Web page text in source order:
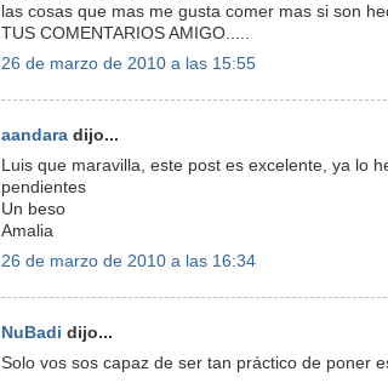
las cosas que mas me gusta comer mas si son
TUS COMENTARIOS AMIGO.....
26 de marzo de 2010 a las 15:55
aandara dijo...
Luis que maravilla, este post es excelente, ya lo
pendientes
Un beso
Amalia
26 de marzo de 2010 a las 16:34
NuBadi dijo...
Solo vos sos capaz de ser tan práctico de poner